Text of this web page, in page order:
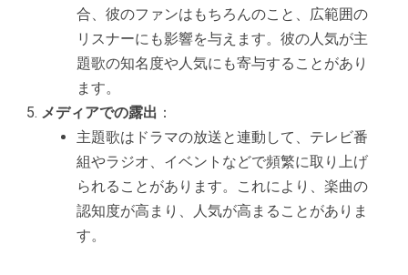
合、彼のファンはもちろんのこと、広範囲の
リスナーにも影響を与えます。彼の人気が主
題歌の知名度や人気にも寄与することがあり
ます。
メディアでの露出 ：
主題歌はドラマの放送と連動して、テレビ番
組やラジオ、イベントなどで頻繁に取り上げ
られることがあります。これにより、楽曲の
認知度が高まり、人気が高まることがありま
す。